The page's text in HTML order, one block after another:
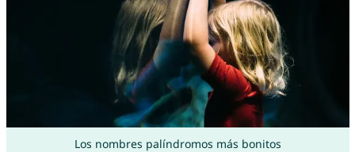
Los nombres palíndromos más bonitos